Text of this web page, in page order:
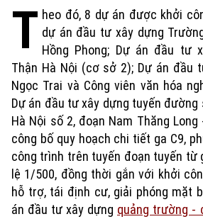
T heo đó, 8 dự án được khởi
dự án đầu tư xây dựng
Hồng Phong; Dự án đầu tư
Thận Hà Nội (cơ sở 2); Dự án đầu
Ngọc Trai và Công viên văn hóa
Dự án đầu tư xây dựng tuyến
Hà Nội số 2, đoạn Nam Thăng
công bố quy hoạch chi tiết ga C9,
công trình trên tuyến đoạn tuyến từ
lệ 1/500, đồng thời gắn với khởi
hỗ trợ, tái định cư, giải phóng mặt
án đầu tư xây dựng quảng trường -